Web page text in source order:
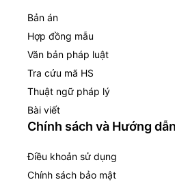
Bản án
Hợp đồng mẫu
Văn bản pháp luật
Tra cứu mã HS
Thuật ngữ pháp lý
Bài viết
Chính sách và Hướng dẫn
Điều khoản sử dụng
Chính sách bảo mật